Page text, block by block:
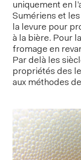
uniquement en
Sumériens et
la levure pour
à la bière. Pour
fromage en
Par delà les
propriétés des
aux méthodes